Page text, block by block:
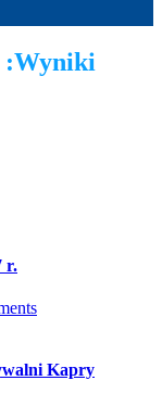
:Wyniki
r.
Kapry